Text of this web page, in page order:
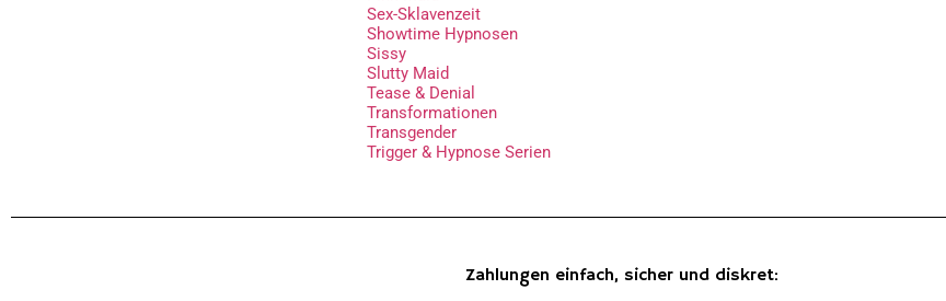
Sex-Sklavenzeit
Showtime Hypnosen
Sissy
Slutty Maid
Tease & Denial
Transformationen
Transgender
Trigger & Hypnose Serien
Zahlungen einfach, sicher und diskret: